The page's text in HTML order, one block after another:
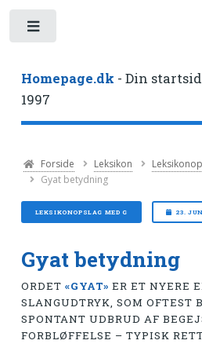
Homepage.dk - Din
1997
Forside Leksikon
Gyat betydning
LEKSIKONOPSLAG MED G 23.
Gyat betydning
ORDET «GYAT» ER ET NYERE
SLANGUDTRYK, SOM OFTEST
SPONTANT UDBRUD AF
FORBLØFFELSE – TYPISK